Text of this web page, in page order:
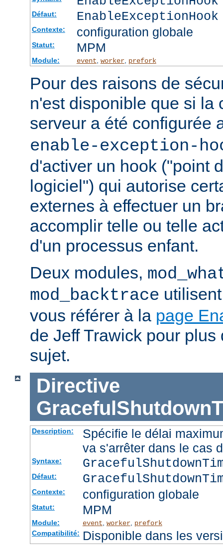
Défaut:
Contexte: configuration globale
Statut: MPM
Module: event worker, prefork
Pour des raisons de
n'est disponible que si la
serveur a été configurée
enable-exception-
d'activer un hook ("point
logiciel") qui autorise
externes à effectuer un
accomplir telle ou telle
d'un processus enfant.
Deux modules,
mod_backtrace
vous référer à la page
de Jeff Trawick pour
sujet.
Directive
Description:
Spécifie le délai
va s'arrêter dans le cas
Syntaxe:
Défaut:
Contexte: configuration globale
Statut: MPM
Module: event, worker, prefork
Compatibilité: Disponible dans les